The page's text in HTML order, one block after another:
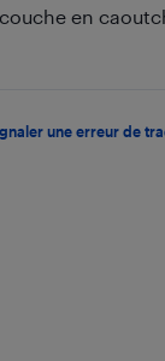
en
une erreur de